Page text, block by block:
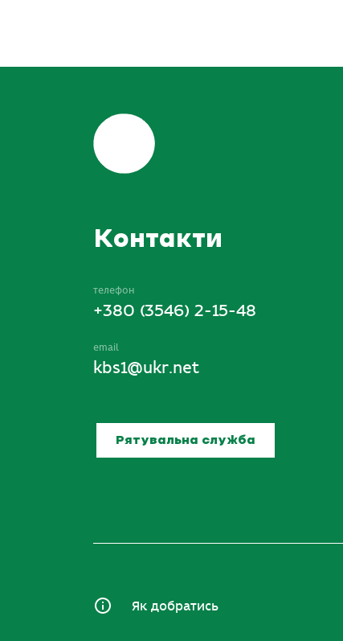
Контакти
телефон
+380 (3546) 2-15-48
email
kbs1@ukr.net
Рятувальна служба
Як добратись